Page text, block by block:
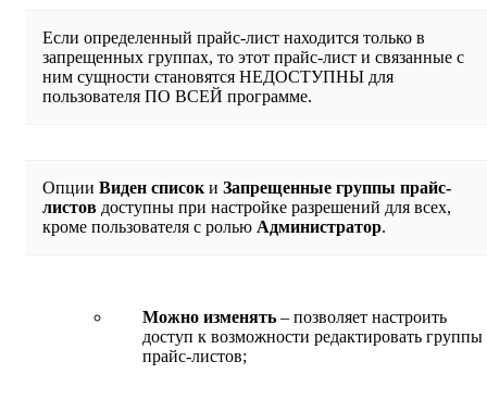
Если определенный прайс-лист находится только в
запрещенных группах, то этот прайс-лист и связанные с
ним сущности становятся НЕДОСТУПНЫ для
пользователя ПО ВСЕЙ программе.
Опции Виден списоки Запрещенные группы прайс-
листов доступны при настройке разрешений для всех,
кроме пользователя с ролью Администратор.
Можно изменять – позволяет настроить
доступ к возможности редактировать группы
прайс-листов;